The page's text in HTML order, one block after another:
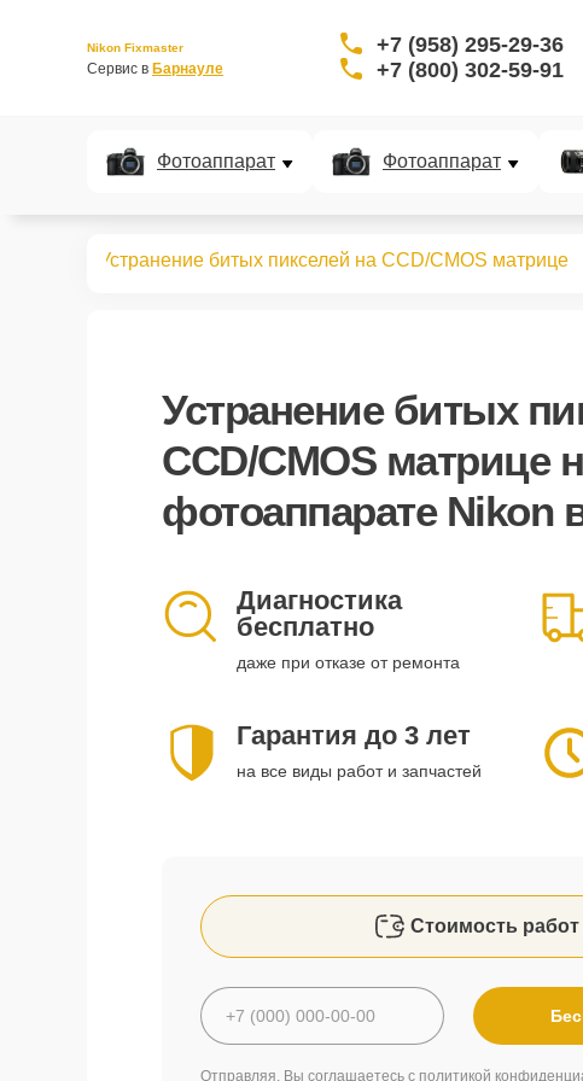
Nikon Fixmaster
Сервис в Барнауле
+7 (958) 295-29-36
+7 (800) 302-59-91
Фотоаппарат Фотоаппарат
Устранение битых пикселей на CCD/CMOS матрице
Устранение битых
CCD/CMOS матрице
фотоаппарате Nikon
Диагностика
бесплатно
даже при отказе от ремонта
Гарантия до 3 лет
на все виды работ и запчастей
Стоимость работ
Отправляя, Вы соглашаетесь с политикой